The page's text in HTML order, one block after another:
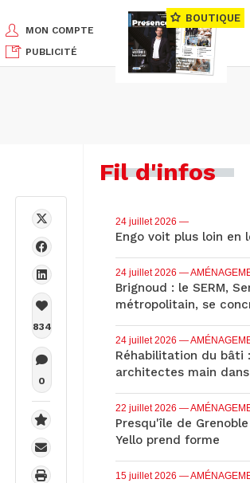
MON COMPTE
PUBLICITÉ
BOUTIQUE
834
0
Fil d'infos
24 juillet 2026 —
Engo voit plus loin en
24 juillet 2026 —
Brignoud : le SERM,
métropolitain, se
24 juillet 2026 —
Réhabilitation du bâti
architectes main
22 juillet 2026 —
Presqu'île de
Yello prend forme
15 juillet 2026 —